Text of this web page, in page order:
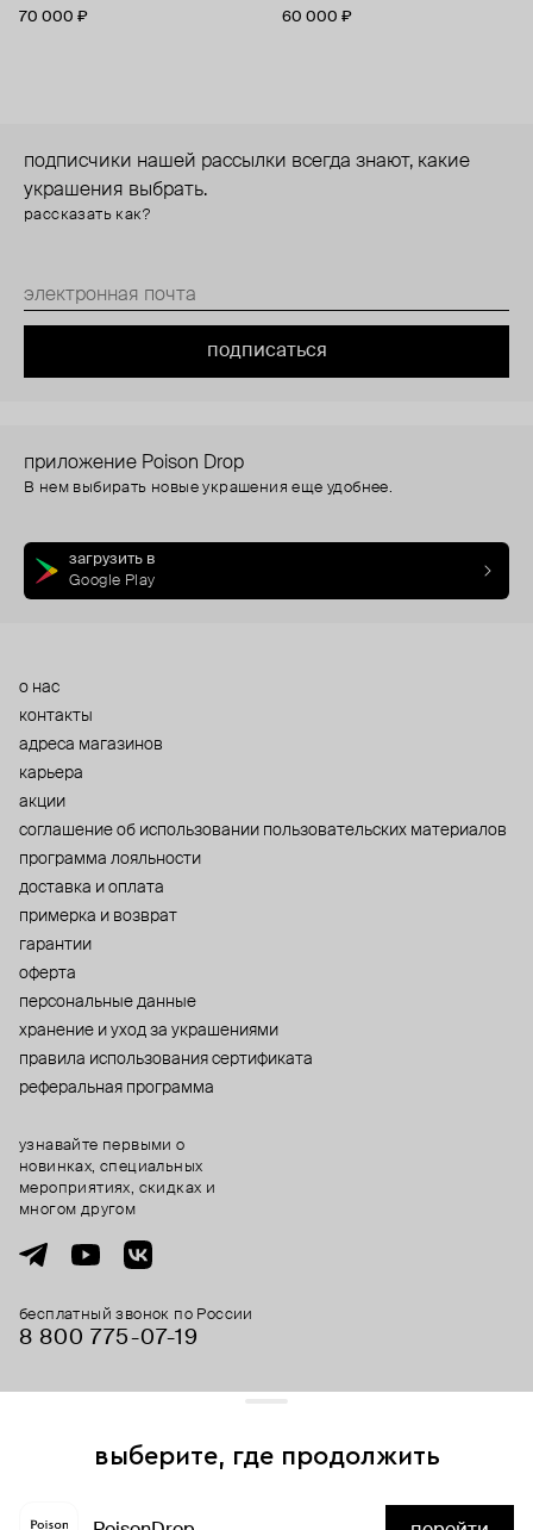
70 000 ₽
цитрином и фианитами
60 000 ₽
подписчики нашей рассылки всегда знают, какие
украшения выбрать.
рассказать как?
подписаться
приложение Poison Drop
В нем выбирать новые украшения еще удобнее.
загрузить в
Google Play
о нас
контакты
адреса магазинов
карьера
акции
cоглашение об использовании пользовательских материалов
программа лояльности
доставка и оплата
примерка и возврат
гарантии
оферта
персональные данные
хранение и уход за украшениями
правила использования сертификата
реферальная программа
бесплатный звонок по России
8 800 775⁠-07⁠-19
узнавайте первыми о
новинках, специальных
мероприятиях, скидках и
многом другом
выберите, где продолжить
и сервисы аналитики. Продолжая его использование,